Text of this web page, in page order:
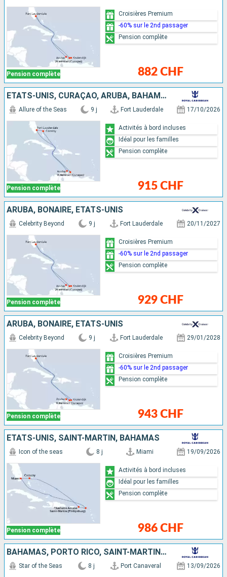
Pension complète 882 CHF
Croisières Premium
-60% sur le 2nd passager
Pension complète
ÉTATS-UNIS, CURAÇAO, ARUBA, BAHAMAS
Pension complète
Allure of the Seas 9 j Fort Lauderdale 17/10/2026
915 CHF
Activités à bord incluses
Idéal pour les familles
Pension complète
ARUBA, BONAIRE, ÉTATS-UNIS
Pension complète
Celebrity Beyond 9 j Fort Lauderdale 20/11/2027
929 CHF
Croisières Premium
-60% sur le 2nd passager
Pension complète
ARUBA, BONAIRE, ÉTATS-UNIS
Pension complète
Celebrity Beyond 9 j Fort Lauderdale 29/01/2028
943 CHF
Croisières Premium
-60% sur le 2nd passager
Pension complète
ÉTATS-UNIS, SAINT-MARTIN, BAHAMAS
Pension complète
Icon of the seas 8 j Miami 19/09/2026
986 CHF
Activités à bord incluses
Idéal pour les familles
Pension complète
BAHAMAS, PORTO RICO, SAINT-MARTIN, ÉTATS-UNIS
Star of the Seas 8 j Port Canaveral 13/09/2026